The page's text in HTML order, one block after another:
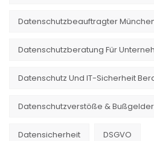
Datenschutzbeauftragter
Datenschutzberatung Für
Datenschutz Und IT-Sicherheit
Datenschutzverstöße &
Datensicherheit DSGVO